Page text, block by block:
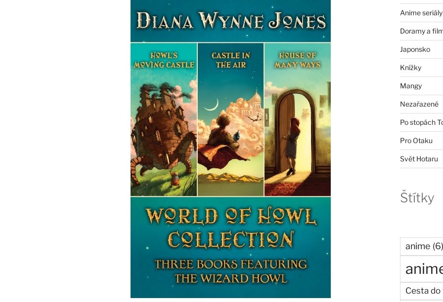
Anime seriály
Doramy a
Japonsko
Knížky
Mangy
Nezařazené
Po stopách
Pro Otaku
Svět Hotaru
Štítky
anime
Cesta